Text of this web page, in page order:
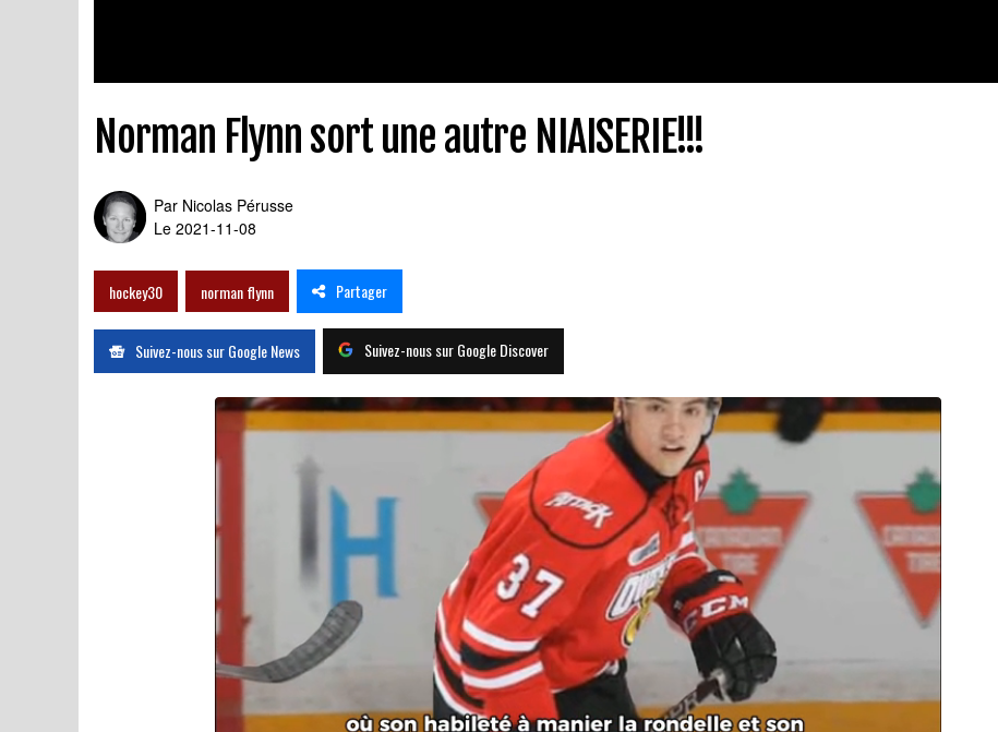
Norman Flynn sort une autre NIAISERIE!!!
Par Nicolas Pérusse
Le 2021-11-08
hockey30 norman flynn Partager
Suivez-nous sur Google News Suivez-nous sur Google Discover